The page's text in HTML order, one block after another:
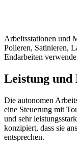
Arbeitsstationen und
Polieren, Satinieren,
Endarbeiten
Leistung und
Die autonomen
eine Steuerung mit
und sehr
konzipiert, dass sie
entsprechen.